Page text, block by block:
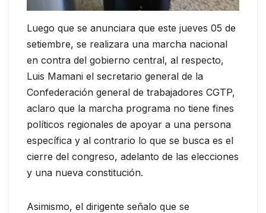
Luego que se anunciara que este jueves 05 de
setiembre, se realizara una marcha nacional
en contra del gobierno central, al respecto,
Luis Mamani el secretario general de la
Confederación general de trabajadores CGTP,
aclaro que la marcha programa no tiene fines
políticos regionales de apoyar a una persona
específica y al contrario lo que se busca es el
cierre del congreso, adelanto de las elecciones
y una nueva constitución.
Asimismo, el dirigente señalo que se